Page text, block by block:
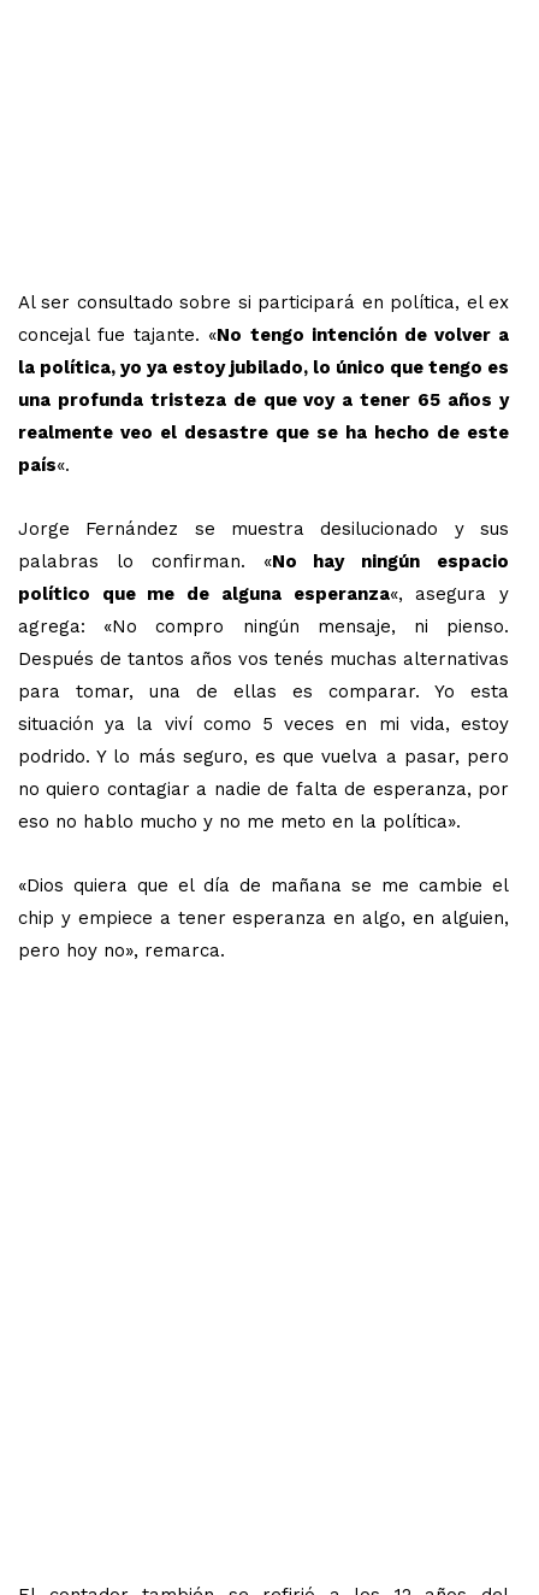
Al ser consultado sobre si participará en política, el ex
concejal fue tajante. «No tengo intención de volver a
la política, yo ya estoy jubilado, lo único que tengo es
una profunda tristeza de que voy a tener 65 años y
realmente veo el desastre que se ha hecho de este
país«.
Jorge Fernández se muestra desilucionado y sus
palabras lo confirman. «No hay ningún espacio
político que me de alguna esperanza«, asegura y
agrega: «No compro ningún mensaje, ni pienso.
Después de tantos años vos tenés muchas alternativas
para tomar, una de ellas es comparar. Yo esta
situación ya la viví como 5 veces en mi vida, estoy
podrido. Y lo más seguro, es que vuelva a pasar, pero
no quiero contagiar a nadie de falta de esperanza, por
eso no hablo mucho y no me meto en la política».
«Dios quiera que el día de mañana se me cambie el
chip y empiece a tener esperanza en algo, en alguien,
pero hoy no», remarca.